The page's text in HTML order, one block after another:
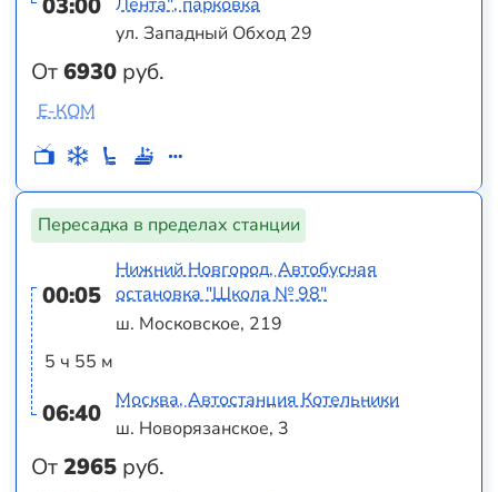
03:00
От6930 руб.
ул. Западный Обход 29
Е-КОМ
Пересадка в пределах станции
00:05
5 ч 55 м
06:40
От2965 руб.
Нижний Новгород, Автобусная
остановка "Школа № 98"
ш. Московское, 219
Москва, Автостанция Котельники
ш. Новорязанское, 3